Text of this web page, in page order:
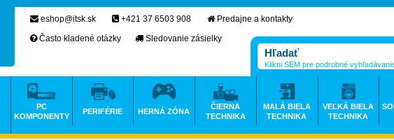
eshop@itsk.sk +421 37 6503 908
Predajne a kontakty
Často kladené otázky
Sledovanie zásielky
Klikni SEM pre podrobné
PC
KOMPONENTY
PERIFÉRIE HERNÁ ZÓNA
ČIERNA
TECHNIKA
MALÁ BIELA
TECHNIKA
VEĽKÁ BIELA
TECHNIKA